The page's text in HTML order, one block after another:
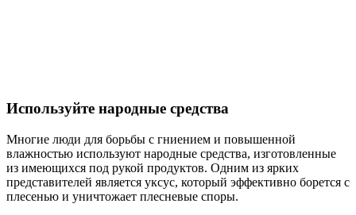
Используйте народные средства
Многие люди для борьбы с гниением и повышенной
влажностью используют народные средства, изготовленные
из имеющихся под рукой продуктов. Одним из ярких
представителей является уксус, который эффективно борется с
плесенью и уничтожает плесневые споры.